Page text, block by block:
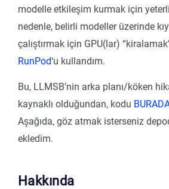
modelle etkileşim kurmak için
nedenle, belirli modeller üzerinde
çalıştırmak için GPU(lar)
RunPod‘u kullandım.
Bu, LLMSB’nin arka planı/köken
kaynaklı olduğundan, kodu
Aşağıda, göz atmak isterseniz
ekledim.
Hakkında